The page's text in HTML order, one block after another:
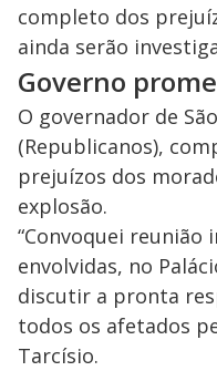
d
o
completo dos
ainda serão
Governo
O governador de
(Republicanos),
prejuízos dos
explosão.
“Convoquei reunião
envolvidas, no
discutir a pronta
todos os afetados
Tarcísio.